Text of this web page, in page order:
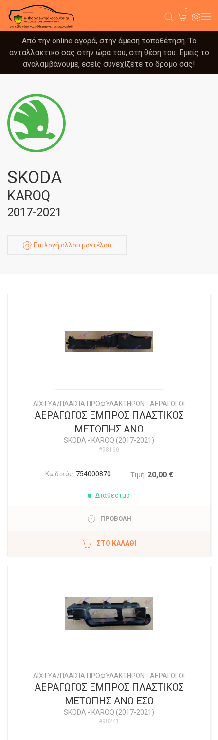
0
Από την online αγορά, στην άμεση τοποθέτηση. Το
ανταλλακτικό σας στην ώρα του, στη θέση του. Εμείς το
αναλαμβάνουμε, εσείς συνεχίζετε το δρόμο σας!
SKODA
KAROQ
2017-2021
Επιλογή άλλου μοντέλου
ΔΙΧΤYΑ/ΠΛΑΙΣΙΑ ΠΡΟΦΥΛΑΚΤΗΡΩΝ - ΑΕΡΑΓΩΓΟΙ
ΑΕΡΑΓΩΓΟΣ ΕΜΠΡΟΣ ΠΛΑΣΤΙΚΟΣ
ΜΕΤΩΠΗΣ ΑΝΩ
SKODA - KAROQ (2017-2021)
#98160
Κωδικός: 754000870 Τιμή: 20,00 €
Διαθέσιμο
ΠΡΟΒΟΛΗ
ΣΤΟ ΚΑΛΆΘΙ
ΔΙΧΤYΑ/ΠΛΑΙΣΙΑ ΠΡΟΦΥΛΑΚΤΗΡΩΝ - ΑΕΡΑΓΩΓΟΙ
ΑΕΡΑΓΩΓΟΣ ΕΜΠΡΟΣ ΠΛΑΣΤΙΚΟΣ
ΜΕΤΩΠΗΣ ΑΝΩ ΕΣΩ
SKODA - KAROQ (2017-2021)
#98241